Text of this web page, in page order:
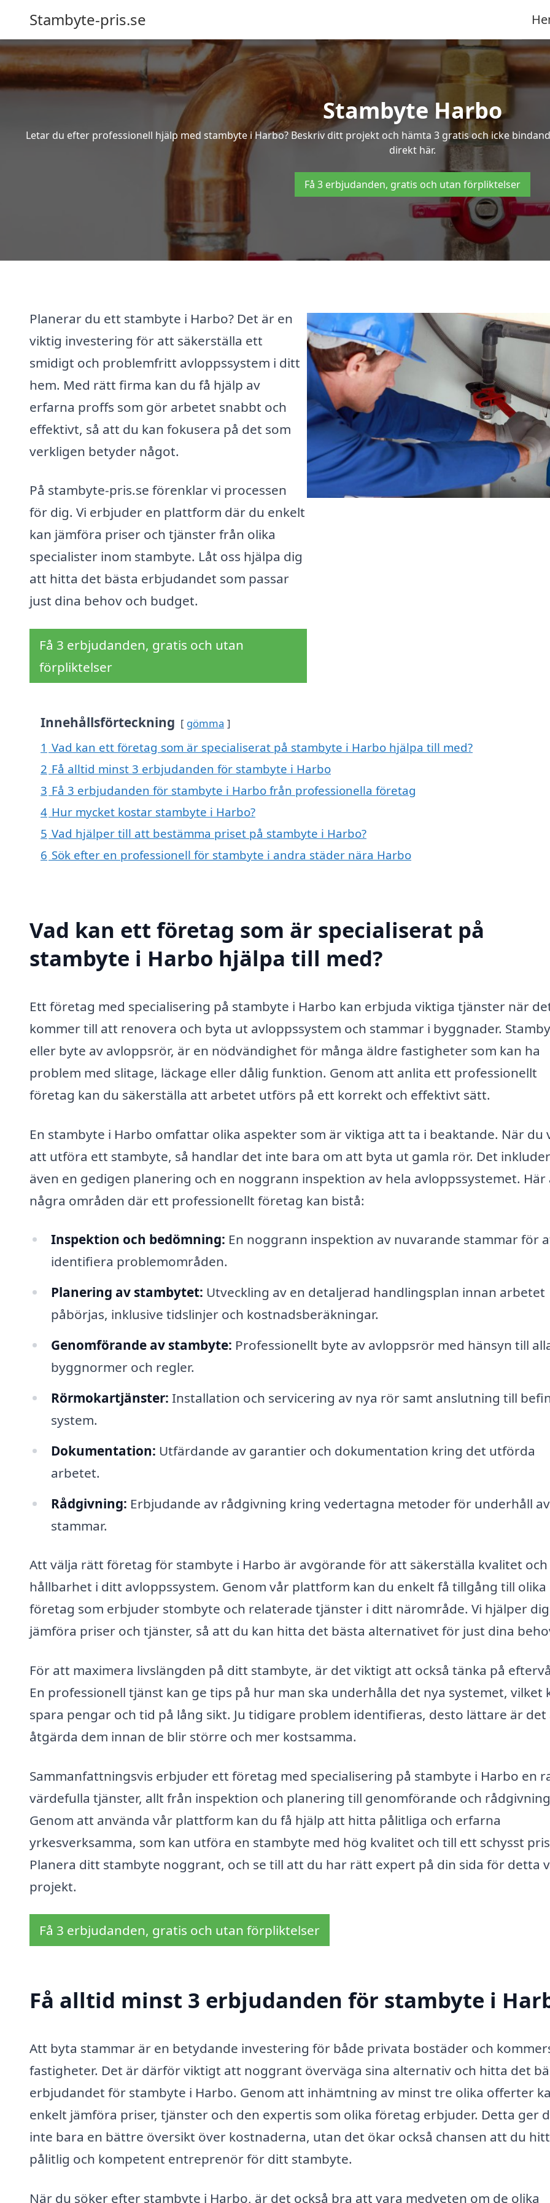
Stambyte-pris.se
Stambyte Harbo
Letar du efter professionell hjälp med stambyte i Harbo? Beskriv ditt projekt och hämta 3 gratis och icke
direkt här.
Få 3 erbjudanden, gratis och utan förpliktelser
Planerar du ett stambyte i Harbo? Det är en
viktig investering för att säkerställa ett
smidigt och problemfritt avloppssystem i ditt
hem. Med rätt firma kan du få hjälp av
erfarna proffs som gör arbetet snabbt och
effektivt, så att du kan fokusera på det som
verkligen betyder något.
På stambyte-pris.se förenklar vi processen
för dig. Vi erbjuder en plattform där du enkelt
kan jämföra priser och tjänster från olika
specialister inom stambyte. Låt oss hjälpa dig
att hitta det bästa erbjudandet som passar
just dina behov och budget.
Få 3 erbjudanden, gratis och utan
förpliktelser
Innehållsförteckning gömma
1 Vad kan ett företag som är specialiserat på stambyte i Harbo hjälpa till med?
2 Få alltid minst 3 erbjudanden för stambyte i Harbo
3 Få 3 erbjudanden för stambyte i Harbo från professionella företag
4 Hur mycket kostar stambyte i Harbo?
5 Vad hjälper till att bestämma priset på stambyte i Harbo?
6 Sök efter en professionell för stambyte i andra städer nära Harbo
Vad kan ett företag som är specialiserat på
stambyte i Harbo hjälpa till med?
Ett företag med specialisering på stambyte i Harbo kan erbjuda viktiga tjänster när
kommer till att renovera och byta ut avloppssystem och stammar i byggnader.
eller byte av avloppsrör, är en nödvändighet för många äldre fastigheter som kan ha
problem med slitage, läckage eller dålig funktion. Genom att anlita ett professionellt
företag kan du säkerställa att arbetet utförs på ett korrekt och effektivt sätt.
En stambyte i Harbo omfattar olika aspekter som är viktiga att ta i beaktande. När du
att utföra ett stambyte, så handlar det inte bara om att byta ut gamla rör. Det
även en gedigen planering och en noggrann inspektion av hela avloppssystemet. Här
några områden där ett professionellt företag kan bistå:
Inspektion och bedömning: En noggrann inspektion av nuvarande stammar för
identifiera problemområden.
Planering av stambytet: Utveckling av en detaljerad handlingsplan innan arbetet
påbörjas, inklusive tidslinjer och kostnadsberäkningar.
Genomförande av stambyte: Professionellt byte av avloppsrör med hänsyn till
byggnormer och regler.
Rörmokartjänster: Installation och servicering av nya rör samt anslutning till
system.
Dokumentation: Utfärdande av garantier och dokumentation kring det utförda
arbetet.
Rådgivning: Erbjudande av rådgivning kring vedertagna metoder för underhåll av
stammar.
Att välja rätt företag för stambyte i Harbo är avgörande för att säkerställa kvalitet och
hållbarhet i ditt avloppssystem. Genom vår plattform kan du enkelt få tillgång till olika
företag som erbjuder stombyte och relaterade tjänster i ditt närområde. Vi hjälper
jämföra priser och tjänster, så att du kan hitta det bästa alternativet för just dina
För att maximera livslängden på ditt stambyte, är det viktigt att också tänka på
En professionell tjänst kan ge tips på hur man ska underhålla det nya systemet, vilket
spara pengar och tid på lång sikt. Ju tidigare problem identifieras, desto lättare är
åtgärda dem innan de blir större och mer kostsamma.
Sammanfattningsvis erbjuder ett företag med specialisering på stambyte i Harbo en
värdefulla tjänster, allt från inspektion och planering till genomförande och
Genom att använda vår plattform kan du få hjälp att hitta pålitliga och erfarna
yrkesverksamma, som kan utföra en stambyte med hög kvalitet och till ett schysst
Planera ditt stambyte noggrant, och se till att du har rätt expert på din sida för detta
projekt.
Få 3 erbjudanden, gratis och utan förpliktelser
Få alltid minst 3 erbjudanden för stambyte i
Att byta stammar är en betydande investering för både privata bostäder och
fastigheter. Det är därför viktigt att noggrant överväga sina alternativ och hitta det
erbjudandet för stambyte i Harbo. Genom att inhämtning av minst tre olika offerter
enkelt jämföra priser, tjänster och den expertis som olika företag erbjuder. Detta ger
inte bara en bättre översikt över kostnaderna, utan det ökar också chansen att du
pålitlig och kompetent entreprenör för ditt stambyte.
När du söker efter stambyte i Harbo, är det också bra att vara medveten om de olika